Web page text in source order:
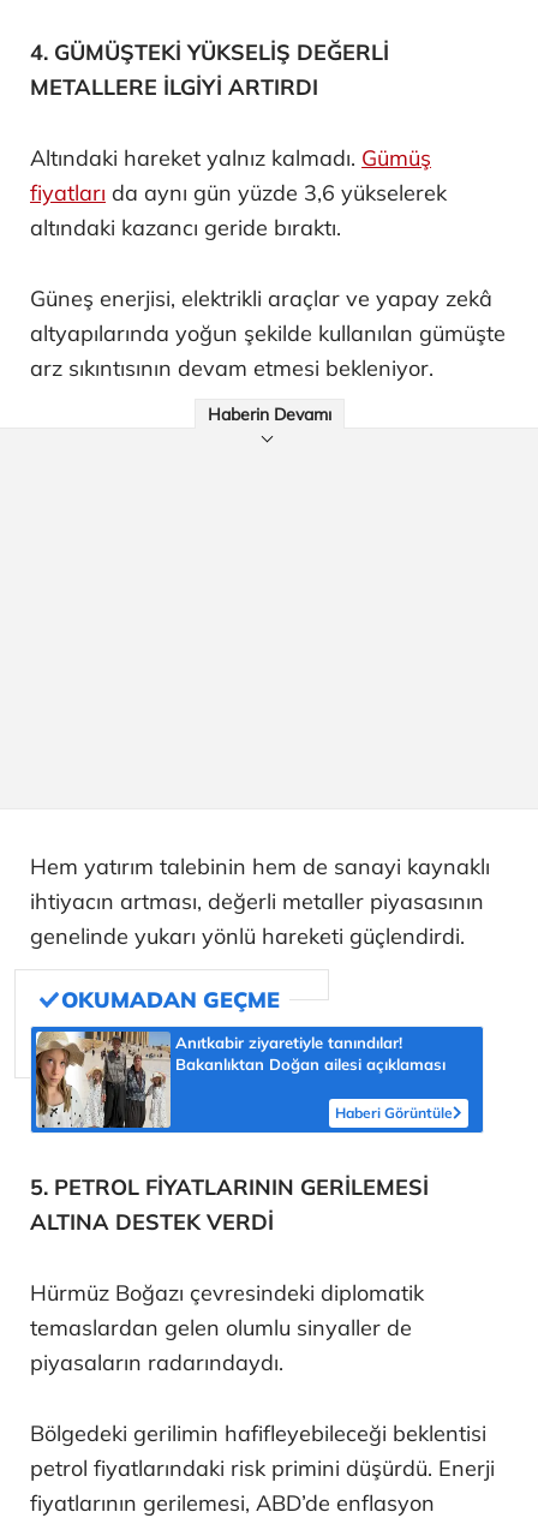
4. GÜMÜŞTEKİ YÜKSELİŞ DEĞERLİ
METALLERE İLGİYİ ARTIRDI
Altındaki hareket yalnız kalmadı. Gümüş
fiyatları da aynı gün yüzde 3,6 yükselerek
altındaki kazancı geride bıraktı.
Güneş enerjisi, elektrikli araçlar ve yapay zekâ
altyapılarında yoğun şekilde kullanılan gümüşte
arz sıkıntısının devam etmesi bekleniyor.
Haberin Devamı
Hem yatırım talebinin hem de sanayi kaynaklı
ihtiyacın artması, değerli metaller piyasasının
genelinde yukarı yönlü hareketi güçlendirdi.
Anıtkabir ziyaretiyle tanındılar!
Bakanlıktan Doğan ailesi açıklaması
Haberi Görüntüle
5. PETROL FİYATLARININ GERİLEMESİ
ALTINA DESTEK VERDİ
Hürmüz Boğazı çevresindeki diplomatik
temaslardan gelen olumlu sinyaller de
piyasaların radarındaydı.
Bölgedeki gerilimin hafifleyebileceği beklentisi
petrol fiyatlarındaki risk primini düşürdü. Enerji
fiyatlarının gerilemesi, ABD’de enflasyon